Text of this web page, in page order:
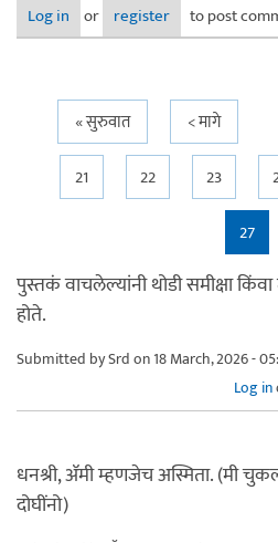
Log in or register to post
Pages« सुरुवात < मागे
21
22 23
27
पुस्तकं वाचलेल्यांनी थोडी समीक्षा
होते.
Submitted bySrdon 18 March, 2026 -
Log in
धनश्री, ॲमी म्हणजेच अस्मिता. (मी
दोघींनो)